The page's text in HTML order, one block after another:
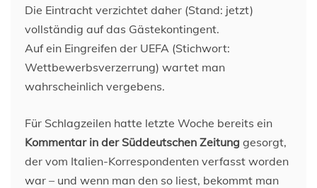
Die Eintracht verzichtet daher (Stand: jetzt)
vollständig auf das Gästekontingent.
Auf ein Eingreifen der UEFA (Stichwort:
Wettbewerbsverzerrung) wartet man
wahrscheinlich vergebens.
Für Schlagzeilen hatte letzte Woche bereits ein
Kommentar in der Süddeutschen Zeitung gesorgt,
der vom Italien-Korrespondenten verfasst worden
war – und wenn man den so liest, bekommt man